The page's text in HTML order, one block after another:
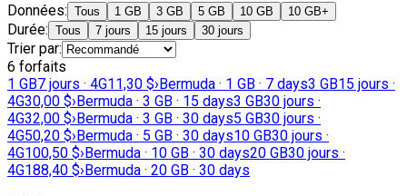
Données: Tous 1 GB 3 GB 5 GB 10 GB 10 GB+
Durée: Tous 7 jours 15 jours 30 jours
Trier par:
6 forfaits
1 GB7 jours · 4G11,30 $›Bermuda · 1 GB · 7 days3 GB15 jours ·
4G30,00 $›Bermuda · 3 GB · 15 days3 GB30 jours ·
4G32,00 $›Bermuda · 3 GB · 30 days5 GB30 jours ·
4G50,20 $›Bermuda · 5 GB · 30 days10 GB30 jours ·
4G100,50 $›Bermuda · 10 GB · 30 days20 GB30 jours ·
4G188,40 $›Bermuda · 20 GB · 30 days